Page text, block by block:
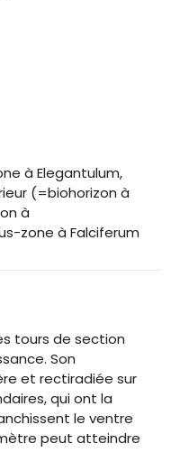
à Elegantulum,
(=biohorizon à
à
zone à Falciferum
tours de section
Son
et rectiradiée sur
qui ont la
le ventre
peut atteindre